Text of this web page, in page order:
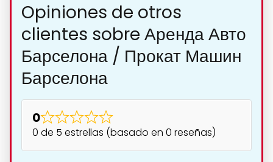
Opiniones de otros
clientes sobre Аренда Авто
Барселона / Прокат Машин
Барселона
0
0 de 5 estrellas (basado en 0 reseñas)